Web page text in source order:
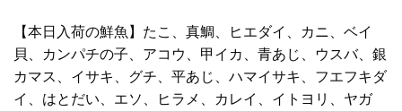
【本日入荷の鮮魚】たこ、真鯛、ヒエダイ、カニ、ベイ
貝、カンパチの子、アコウ、甲イカ、青あじ、ウスバ、銀
カマス、イサキ、グチ、平あじ、ハマイサキ、フエフキダ
イ、はとだい、エソ、ヒラメ、カレイ、イトヨリ、ヤガ